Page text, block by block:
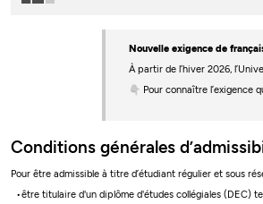
Nouvelle exigence de
À partir de l’hiver 2026,
👇 Pour connaître l’exigence
Conditions générales
Pour être admissible à titre d’étudiant régulier et sous
être titulaire d'un diplôme d'études collégiales (DEC)